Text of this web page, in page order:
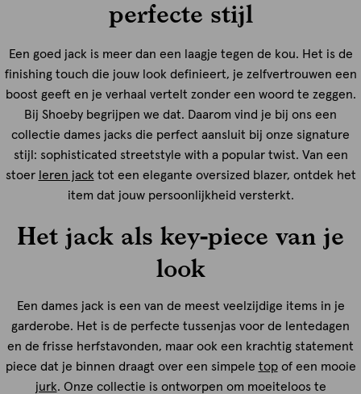
perfecte stijl
Een goed jack is meer dan een laagje tegen de kou. Het is de
finishing touch die jouw look definieert, je zelfvertrouwen een
boost geeft en je verhaal vertelt zonder een woord te zeggen.
Bij Shoeby begrijpen we dat. Daarom vind je bij ons een
collectie dames jacks die perfect aansluit bij onze signature
stijl: sophisticated streetstyle with a popular twist. Van een
stoer leren jack tot een elegante oversized blazer, ontdek het
item dat jouw persoonlijkheid versterkt.
Het jack als key-piece van je
look
Een dames jack is een van de meest veelzijdige items in je
garderobe. Het is de perfecte tussenjas voor de lentedagen
en de frisse herfstavonden, maar ook een krachtig statement
piece dat je binnen draagt over een simpele topof een mooie
jurk. Onze collectie is ontworpen om moeiteloos te